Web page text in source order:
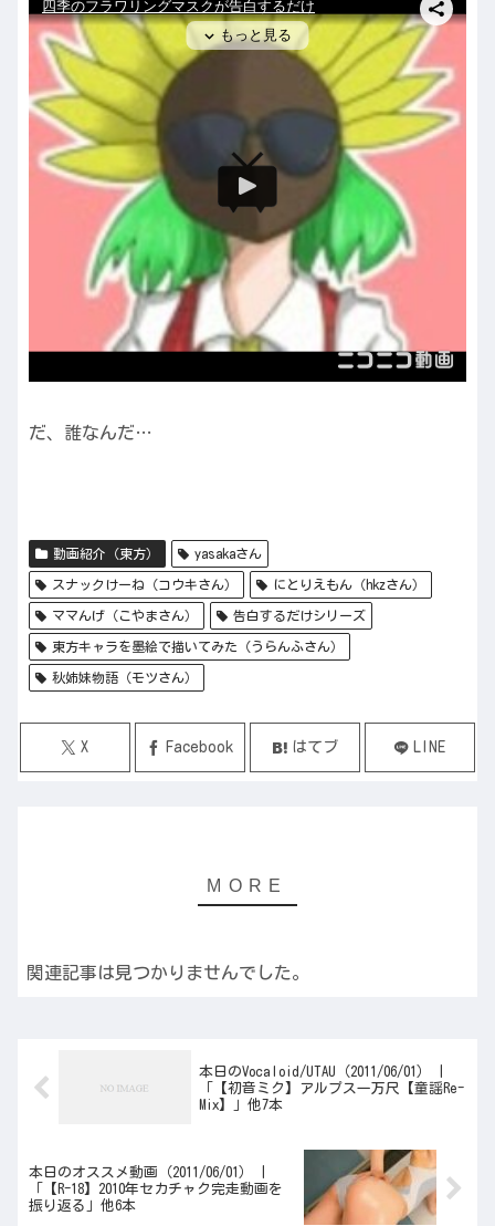
だ、誰なんだ…
動画紹介（東方） yasakaさん
スナックけーね（コウキさん） にとりえもん（hkzさん）
ママんげ（こやまさん） 告白するだけシリーズ
東方キャラを墨絵で描いてみた（うらんふさん）
秋姉妹物語（モツさん）
X Facebook はてブ LINE
関連記事は見つかりませんでした。
本日のVocaloid/UTAU（2011/06/01） |
「【初音ミク】アルプス一万尺【童謡Re-
Mix】」他7本
本日のオススメ動画（2011/06/01） |
「【R-18】2010年セカチャク完走動画を
振り返る」他6本